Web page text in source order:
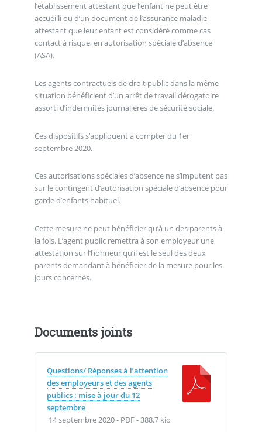
l’établissement attestant que l’enfant ne peut être
accueilli ou d’un document de l’assurance maladie
attestant que leur enfant est considéré comme cas
contact à risque, en autorisation spéciale d’absence
(ASA).
Les agents contractuels de droit public dans la même
situation bénéficient d’un arrêt de travail dérogatoire
assorti d’indemnités journalières de sécurité sociale.
Ces dispositifs s’appliquent à compter du 1er
septembre 2020.
Ces autorisations spéciales d’absence ne s’imputent pas
sur le contingent d’autorisation spéciale d’absence pour
garde d’enfants habituel.
Cette mesure ne peut bénéficier qu’à un des parents à
la fois. L’agent public remettra à son employeur une
attestation sur l’honneur qu’il est le seul des deux
parents demandant à bénéficier de la mesure pour les
jours concernés.
Documents joints
Questions/ Réponses à l’attention
des employeurs et des agents
publics : mise à jour du 12
septembre
14 septembre 2020- PDF- 388.7 kio